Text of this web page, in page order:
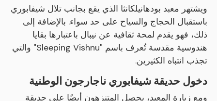
ويشتهر معبد بودهانيلكانثا الذي يقع بجانب تلال شيفابوري
باستقبال الحجاج والسياح على حد سواء. بالإضافة إلى
ذلك، فهو يقدم لمحة ثقافية عن نيبال باعتبارها بقايا
هندوسية مقدسة تُعرف باسم "Sleeping Vishnu" والتي
تجذب انتباه الكثيرين.
دخول حديقة شيفابوري ناجارجون الوطنية
ومع زيارة المعبد، يحصل المتنزهون أيضًا على حديقة